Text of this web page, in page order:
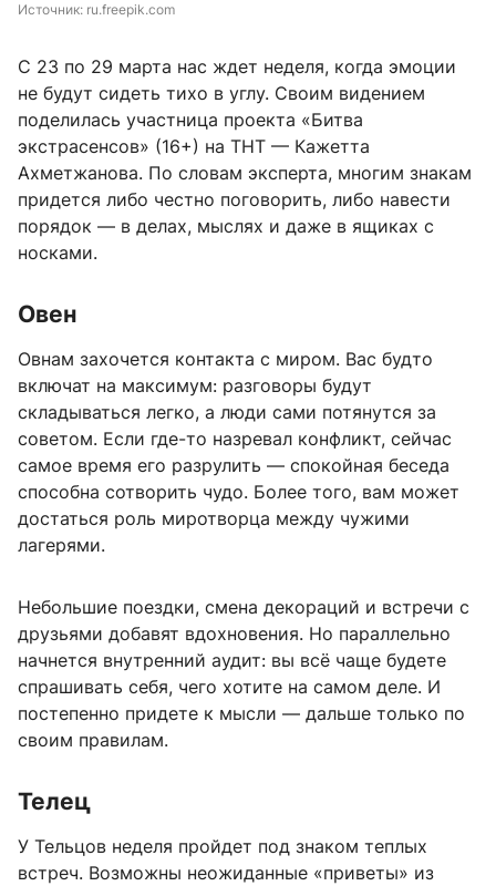
Источник: ru.freepik.com
С 23 по 29 марта нас ждет неделя, когда эмоции
не будут сидеть тихо в углу. Своим видением
поделилась участница проекта «Битва
экстрасенсов» (16+) на ТНТ — Кажетта
Ахметжанова. По словам эксперта, многим знакам
придется либо честно поговорить, либо навести
порядок — в делах, мыслях и даже в ящиках с
носками.
Овен
Овнам захочется контакта с миром. Вас будто
включат на максимум: разговоры будут
складываться легко, а люди сами потянутся за
советом. Если где-то назревал конфликт, сейчас
самое время его разрулить — спокойная беседа
способна сотворить чудо. Более того, вам может
достаться роль миротворца между чужими
лагерями.
Небольшие поездки, смена декораций и встречи с
друзьями добавят вдохновения. Но параллельно
начнется внутренний аудит: вы всё чаще будете
спрашивать себя, чего хотите на самом деле. И
постепенно придете к мысли — дальше только по
своим правилам.
Телец
У Тельцов неделя пройдет под знаком теплых
встреч. Возможны неожиданные «приветы» из